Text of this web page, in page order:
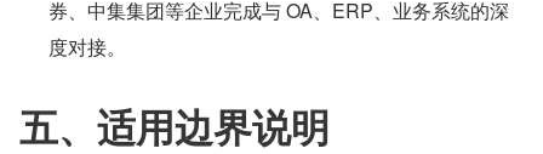
券、中集集团等企业完成与 OA、ERP、业务系统的深
度对接。
五、适用边界说明